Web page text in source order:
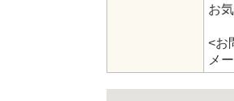
お
<お
メ